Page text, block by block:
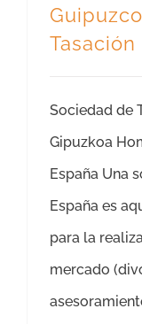
Sociedad de
Gipuzkoa
España Una
España es
para la
mercado